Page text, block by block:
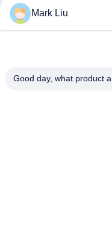
Rosa exklusives
gesetzte Schönheits-
Chirstmas-
Mark Liu
Good day, what product